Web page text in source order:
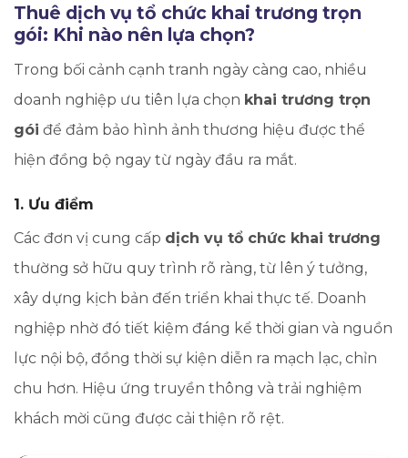
Thuê dịch vụ tổ chức khai trương trọn
gói: Khi nào nên lựa chọn?
Trong bối cảnh cạnh tranh ngày càng cao, nhiều
doanh nghiệp ưu tiên lựa chọn khai trương trọn
gói để đảm bảo hình ảnh thương hiệu được thể
hiện đồng bộ ngay từ ngày đầu ra mắt.
1. Ưu điểm
Các đơn vị cung cấp dịch vụ tổ chức khai trương
thường sở hữu quy trình rõ ràng, từ lên ý tưởng,
xây dựng kịch bản đến triển khai thực tế. Doanh
nghiệp nhờ đó tiết kiệm đáng kể thời gian và nguồn
lực nội bộ, đồng thời sự kiện diễn ra mạch lạc, chỉn
chu hơn. Hiệu ứng truyền thông và trải nghiệm
khách mời cũng được cải thiện rõ rệt.